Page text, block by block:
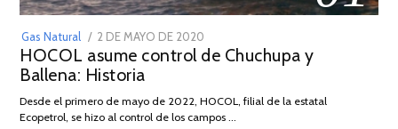
Gas Natural
POSTED
ON
2 DE MAYO DE 2020
DE
2026
HOCOL asume control de Chuchupa y
Ballena: Historia
Desde el primero de mayo de 2022, HOCOL, filial de la estatal
Ecopetrol, se hizo al control de los campos …